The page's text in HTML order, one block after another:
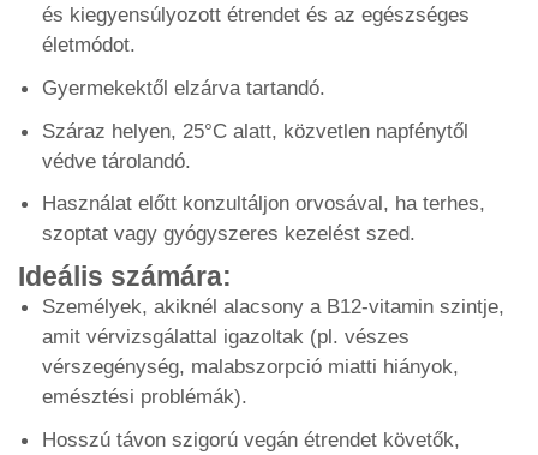
és kiegyensúlyozott étrendet és az egészséges
életmódot.
Gyermekektől elzárva tartandó.
Száraz helyen, 25°C alatt, közvetlen napfénytől
védve tárolandó.
Használat előtt konzultáljon orvosával, ha terhes,
szoptat vagy gyógyszeres kezelést szed.
Ideális számára:
Személyek, akiknél alacsony a B12-vitamin szintje,
amit vérvizsgálattal igazoltak (pl. vészes
vérszegénység, malabszorpció miatti hiányok,
emésztési problémák).
Hosszú távon szigorú vegán étrendet követők,